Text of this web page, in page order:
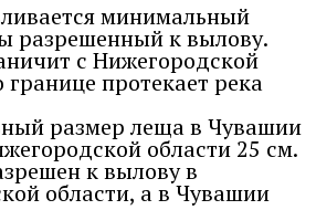
минимальный
разрешенный к вылову.
с Нижегородской
границе протекает река
размер леща в Чувашии
области 25 см.
к вылову в
области, а в Чувашии